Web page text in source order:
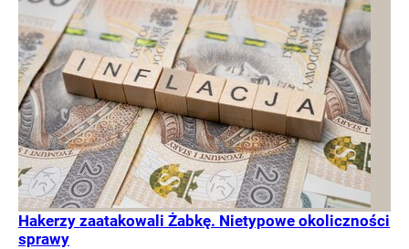
Hakerzy zaatakowali Żabkę. Nietypowe okoliczności
sprawy